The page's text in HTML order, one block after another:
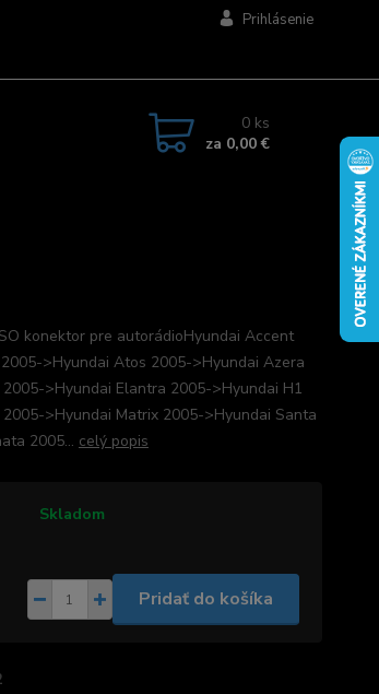
Prihlásenie
0 ks
za 0,00 €
konektor pre autorádioHyundai Accent
>Hyundai Atos 2005->Hyundai Azera
>Hyundai Elantra 2005->Hyundai H1
>Hyundai Matrix 2005->Hyundai Santa
2005... celý popis
Skladom
Pridať do košíka